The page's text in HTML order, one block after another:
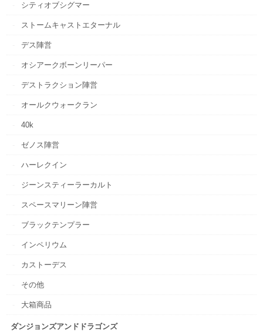
シティオブシグマー
ストームキャストエターナル
デス陣営
オシアークボーンリーパー
デストラクション陣営
オールクウォークラン
40k
ゼノス陣営
ハーレクイン
ジーンスティーラーカルト
スペースマリーン陣営
ブラックテンプラー
インペリウム
カストーデス
その他
大箱商品
ダンジョンズアンドドラゴンズ